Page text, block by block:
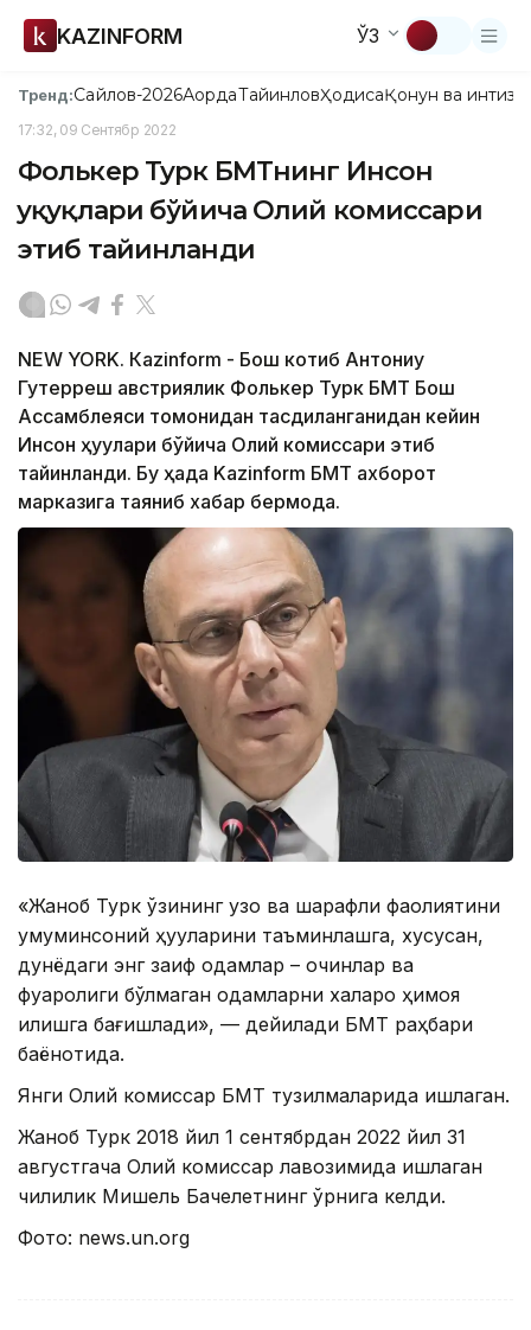
KAZINFORM ЎЗ
Тренд:Сайлов-2026АқордаТайинловҲодисаҚонун ва
17:32, 09 Сентябр 2022
Фолькер Турк БМТнинг Инсон
ҳуқуқлари бўйича Олий комиссари
этиб тайинланди
NEW YORK. Кazinform - Бош котиб Антониу
Гутерреш австриялик Фолькер Турк БМТ Бош
Ассамблеяси томонидан тасдиқланганидан кейин
Инсон ҳуқуқлари бўйича Олий комиссари этиб
тайинланди. Бу ҳақда Kazinform БМТ ахборот
марказига таяниб хабар бермоқда.
«Жаноб Турк ўзининг узоқ ва шарафли фаолиятини
умуминсоний ҳуқуқларини таъминлашга, хусусан,
дунёдаги энг заиф одамлар – қочқинлар ва
фуқаролиги бўлмаган одамларни халқаро ҳимоя
қилишга бағишлади», — дейилади БМТ раҳбари
баёнотида.
Янги Олий комиссар БМТ тузилмаларида ишлаган.
Жаноб Турк 2018 йил 1 сентябрдан 2022 йил 31
августгача Олий комиссар лавозимида ишлаган
чилилик Мишель Бачелетнинг ўрнига келди.
Фото: news.un.оrg